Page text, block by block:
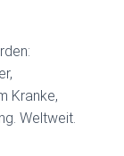
Kranke,
Weltweit.